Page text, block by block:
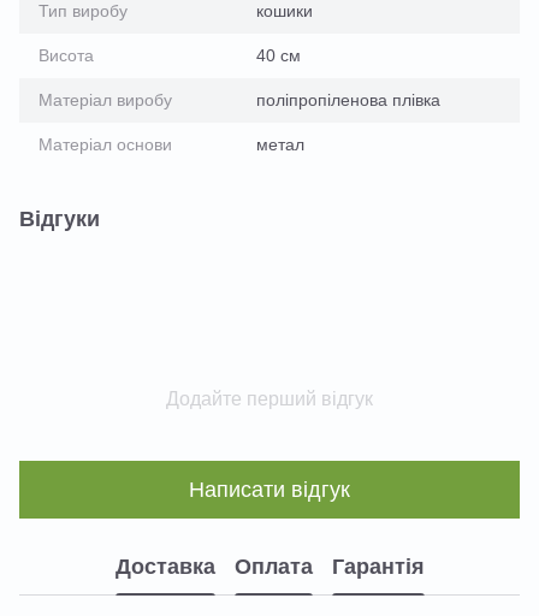
Тип виробу кошики
Висота 40 см
Матеріал виробу поліпропіленова плівка
Матеріал основи метал
Відгуки
Додайте перший відгук
Написати відгук
Доставка Оплата Гарантія